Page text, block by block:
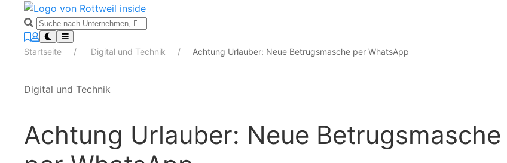
Startseite Digital und Technik Achtung Urlauber: Neue Betrugsmasche per WhatsApp
Digital und Technik
Achtung Urlauber: Neue Betrugsmasche